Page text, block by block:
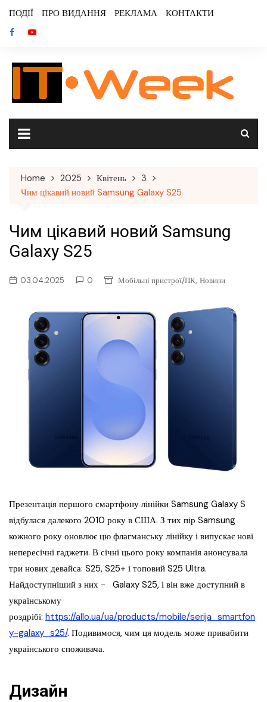
content
ПОДІЇ ПРО ВИДАННЯ РЕКЛАМА КОНТАКТИ
Home 2025 Квітень
3
Чим цікавий новий Samsung Galaxy S25
Чим цікавий новий Samsung
Galaxy S25
03.04.2025 0 Мобільні пристрої/ПК, Новини
Презентація першого смартфону лінійки Samsung Galaxy S
відбулася далекого 2010 року в США. З тих пір Samsung
кожного року оновлює цю флагманську лінійку і випускає нові
непересічні гаджети. В січні цього року компанія анонсувала
три нових девайса: S25, S25+ і топовий S25 Ultra.
Найдоступніший з них − Galaxy S25, і він вже доступний в
українському
роздрібі: https://allo.ua/ua/products/mobile/serija_smartfon
y-galaxy_s25/. Подивимося, чим ця модель може привабити
українського споживача.
Дизайн